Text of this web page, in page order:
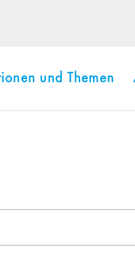
und Themen